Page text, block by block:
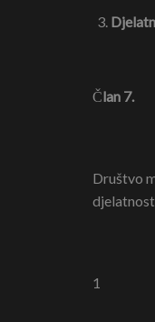
Član 7.
Društvo
djelatnost.
1